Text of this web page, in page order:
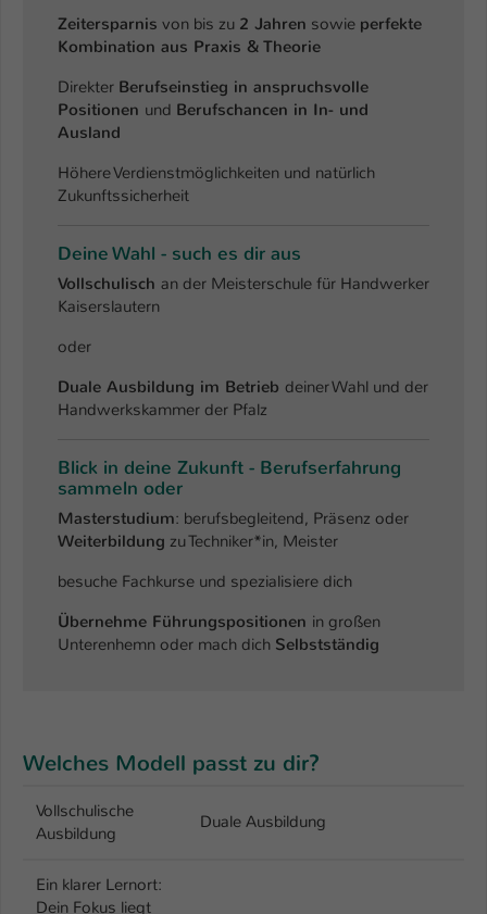
Zeitersparnis von bis zu 2 Jahren sowie perfekte
Kombination aus Praxis & Theorie
Direkter Berufseinstieg in anspruchsvolle
Positionen und Berufschancen in In- und
Ausland
Höhere Verdienstmöglichkeiten und natürlich
Zukunftssicherheit
Deine Wahl - such es dir aus
Vollschulisch an der Meisterschule für Handwerker
Kaiserslautern
oder
Duale Ausbildung im Betrieb deiner Wahl und der
Handwerkskammer der Pfalz
Blick in deine Zukunft - Berufserfahrung
sammeln oder
Masterstudium: berufsbegleitend, Präsenz oder
Weiterbildung zu Techniker*in, Meister
besuche Fachkurse und spezialisiere dich
Übernehme Führungspositionen in großen
Unterenhemn oder mach dich Selbstständig
Welches Modell passt zu dir?
Vollschulische
Ausbildung
Duale Ausbildung
Ein klarer Lernort:
Dein Fokus liegt